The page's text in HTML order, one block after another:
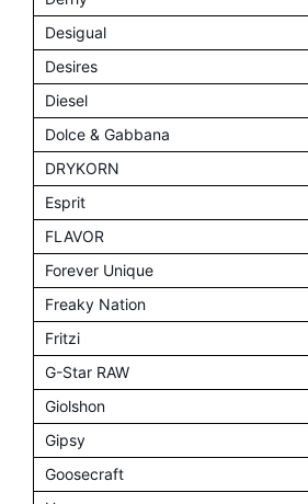
Desigual
Desires
Diesel
Dolce & Gabbana
DRYKORN
Esprit
FLAVOR
Forever Unique
Freaky Nation
Fritzi
G-Star RAW
Giolshon
Gipsy
Goosecraft